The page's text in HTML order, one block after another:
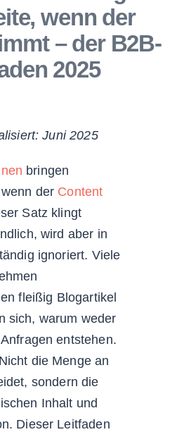
wenn der
– der B2B-
2025
Juni 2025
bringen
der Content
Satz klingt
wird aber in
ignoriert. Viele
fleißig Blogartikel
sich, warum weder
entstehen.
die Menge an
sondern die
Inhalt und
Dieser Leitfaden